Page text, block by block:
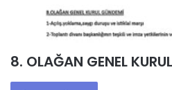
8. OLAĞAN GENEL KURUL